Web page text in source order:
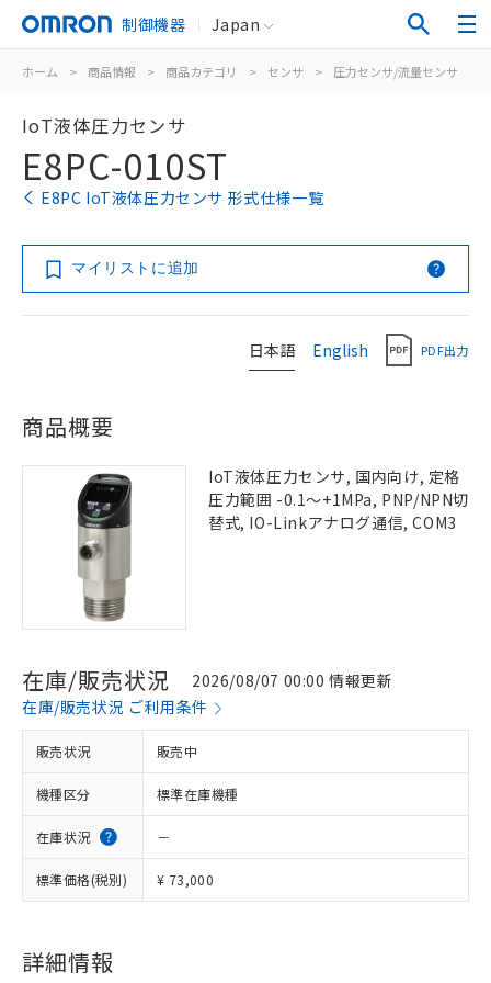
制御機器 Japan
ホーム > 商品情報 > 商品カテゴリ > センサ > 圧力センサ/流量センサ
IoT液体圧力センサ
E8PC-010ST
E8PC IoT液体圧力センサ 形式仕様一覧
マイリストに追加
日本語 English PDF出力
商品概要
IoT液体圧力センサ, 国内向け, 定格
圧力範囲 -0.1～+1MPa, PNP/NPN切
替式, IO-Linkアナログ通信, COM3
在庫/販売状況
2026/08/07 00:00 情報更新
在庫/販売状況 ご利用条件
販売状況 販売中
機種区分 標準在庫機種
在庫状況 －
標準価格(税別) ¥ 73,000
詳細情報